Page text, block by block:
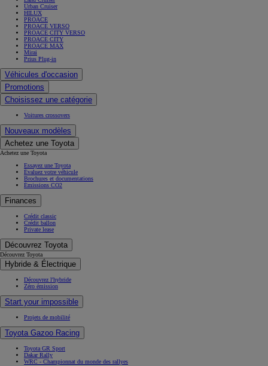
Urban Cruiser
HILUX
PROACE
PROACE VERSO
PROACE CITY VERSO
PROACE CITY
PROACE MAX
Mirai
Prius Plug-in
Véhicules d'occasion
Promotions
Choisissez une catégorie
Voitures crossovers
Nouveaux modèles
Achetez une Toyota
Achetez une Toyota
Essayez une Toyota
Évaluez votre véhicule
Brochures et documentations
Émissions CO2
Finances
Crédit classic
Crédit ballon
Private lease
Découvrez Toyota
Découvrez Toyota
Hybride & Électrique
Découvrez l'hybride
Zéro émission
Start your impossible
Projets de mobilité
Toyota Gazoo Racing
Toyota GR Sport
Dakar Rally
WRC - Championnat du monde des rallyes